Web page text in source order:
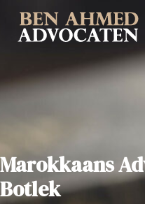
Marokkaans
Botlek